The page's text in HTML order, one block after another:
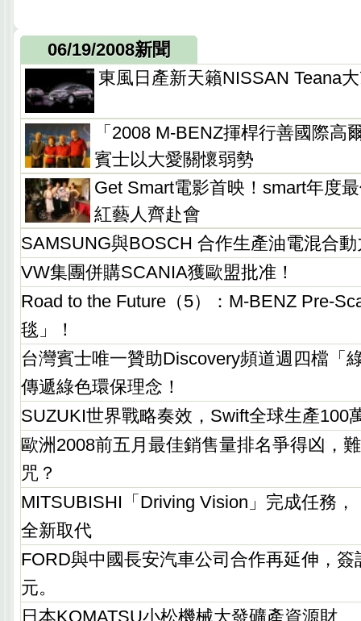
06/19/2008新聞
東風日產新天籟NISSAN Teana
「2008 M-BENZ揮桿行善國際高
賓士以大愛關懷弱勢
Get Smart電影首映！smart年度
紅藝人齊赴會
SAMSUNG與BOSCH 合作生產油電混合
VW集團併購SCANIA獲歐盟批准！
Road to the Future（5）：M-BENZ Pre-
毯」！
台灣賓士唯一贊助Discovery頻道週四檔「
傳遞綠色環保理念！
SUZUKI世界戰略奏效，Swift全球生產100
歐洲2008前五月最佳銷售量排名爭得凶，
咒？
MITSUBISHI「Driving Vision」完成任務，
全新取代
FORD與中國長安汽車公司合作再延伸，簽
元。
日本KOMATSU小松機械大發礦產資源財